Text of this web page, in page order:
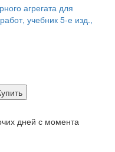
дней с момента